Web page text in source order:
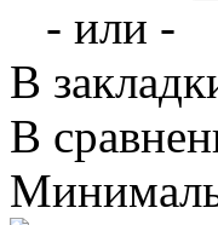
- или -
В
В